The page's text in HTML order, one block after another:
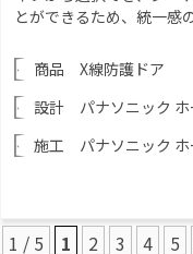
とができるため、統一感
商品 X線防護ドア
設計 パナソニック ホ
施工 パナソニック ホ
1 / 5 1 2 3 4 5